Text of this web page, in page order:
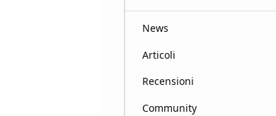
News
Articoli
Recensioni
Community